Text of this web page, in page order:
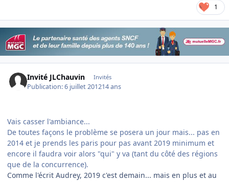
1
Invité JLChauvin Invités
Publication:6 juillet 201214 ans
Vais casser l'ambiance...
De toutes façons le problème se posera un jour mais... pas en
2014 et je prends les paris pour pas avant 2019 minimum et
encore il faudra voir alors "qui" y va (tant du côté des régions
que de la concurrence).
Comme l'écrit Audrey, 2019 c'est demain... mais en plus et au